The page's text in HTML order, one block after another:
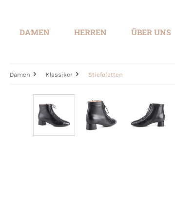
DAMEN HERREN ÜBER UNS
Damen Klassiker Stiefeletten
Bildergalerie überspringen